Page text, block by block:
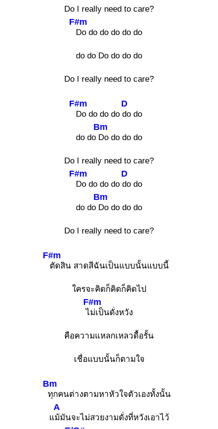
Do I really need to care?
F#m
Do do do do do do
do do Do do do do
Do I really need to care?
F#m
Do do do do
D
do do
do do
Bm
Do do do do
Do I really need to care?
F#m
Do do do do
D
do do
do do
Bm
Do do do do
Do I really need to care?
F#m
ตัดสิน สาดสีฉันเป็นแบบนั้นแบบนี้
ใครจะคิดก็คิดก็คิดไป
ไ
F#m
ม่เป็นดั่งหวัง
คือความแหลกเหลวดื้อรั้น
เชื่อแบบนั้นก็ตามใจ
Bm
ทุกคนต่างตามหาหัวใจตัวเองทั้งนั้น
แ
A
ม้มันจะไม่สวยงามดั่งที่หวังเอาไว้